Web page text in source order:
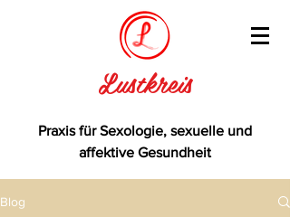
Lustkreis
Praxis für Sexologie, sexuelle und
affektive Gesundheit
Blog